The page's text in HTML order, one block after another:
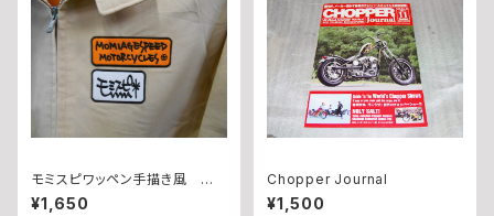
モミスピワッペン手描き風 白
モミセット
¥1,650
Chopper Journal
¥1,500